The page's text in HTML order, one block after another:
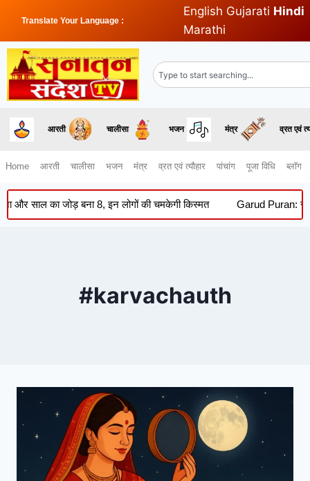
Translate Your Language :
English Gujarati Hindi
Marathi
आरती चालीसा भजन मंत्र व्रत एवं
Home आरती चालीसा भजन मंत्र व्रत एवं त्यौहार पांचांग पूजा विधि ब्लॉग
साल का जोड़ बना 8, इन लोगों की चमकेगी किस्मत Garud Puran:
#karvachauth